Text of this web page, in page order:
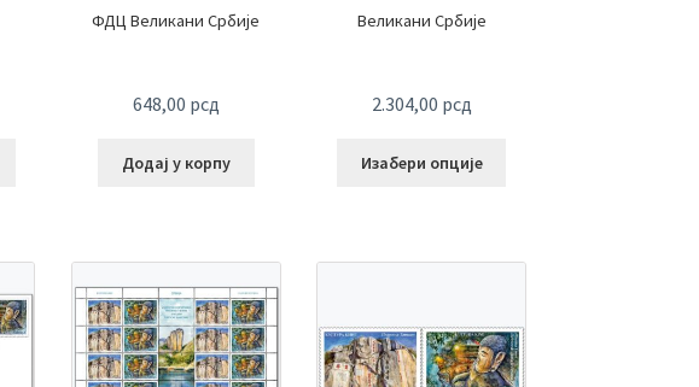
ФДЦ Великани Србије
648,00 рсд
Додај у корпу
Великани Србије
2.304,00 рсд
Изабери опције